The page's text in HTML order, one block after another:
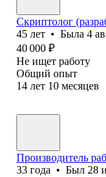
Скриптолог
45 лет • Была 4
40 000 ₽
Не ищет работу
Общий опыт
14 лет 10 месяцев
Производитель
33 года • Был 28